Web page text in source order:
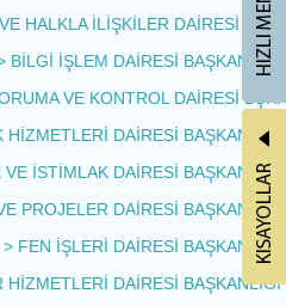
HALKLA İLİŞKİLER DAİRESİ BŞK.
BİLGİ İŞLEM DAİRESİ BAŞKANLIĞI
VE KONTROL DAİRESİ BŞK.
HİZMETLERİ DAİRESİ BAŞKANLIĞI
İSTİMLAK DAİRESİ BAŞKANLIĞI
PROJELER DAİRESİ BAŞKANLIĞI
> FEN İŞLERİ DAİRESİ BAŞKANLIĞI
HİZMETLERİ DAİRESİ BAŞKANLIĞI